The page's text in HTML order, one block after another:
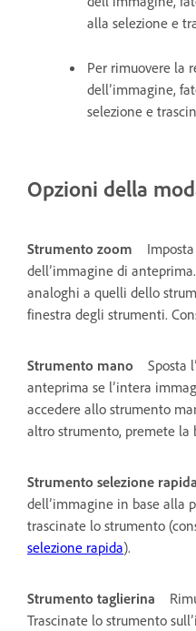
alla selezione e
Per rimuovere la
dell’immagine,
selezione e
Opzioni della
Strumento zoom
dell’immagine di
analoghi a quelli dello
finestra degli strumenti.
Strumento mano
Sposta
anteprima se l’intera
accedere allo strumento
altro strumento, premete la
Strumento selezione rapida
dell’immagine in base alla
trascinate lo strumento
selezione rapida).
Strumento taglierina
Trascinate lo strumento